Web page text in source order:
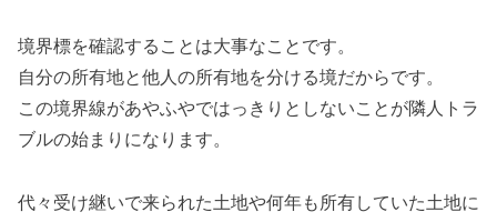
境界標を確認することは大事なことです。
自分の所有地と他人の所有地を分ける境だからです。
この境界線があやふやではっきりとしないことが隣人トラ
ブルの始まりになります。
代々受け継いで来られた土地や何年も所有していた土地に